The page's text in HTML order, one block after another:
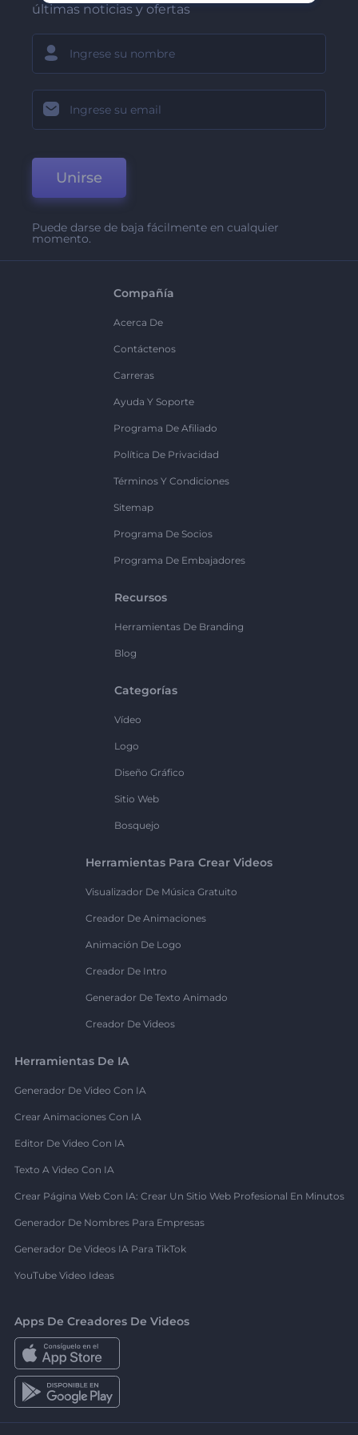
últimas noticias y ofertas
Unirse
Puede darse de baja fácilmente en cualquier
momento.
Compañía
Acerca De
Contáctenos
Carreras
Ayuda Y Soporte
Programa De Afiliado
Política De Privacidad
Términos Y Condiciones
Sitemap
Programa De Socios
Programa De Embajadores
Recursos
Herramientas De Branding
Blog
Categorías
Vídeo
Logo
Diseño Gráfico
Sitio Web
Bosquejo
Herramientas Para Crear Videos
Visualizador De Música Gratuito
Creador De Animaciones
Animación De Logo
Creador De Intro
Generador De Texto Animado
Creador De Videos
Herramientas De IA
Generador De Video Con IA
Crear Animaciones Con IA
Editor De Video Con IA
Texto A Video Con IA
Crear Página Web Con IA: Crear Un Sitio Web Profesional En Minutos
Generador De Nombres Para Empresas
Generador De Videos IA Para TikTok
YouTube Video Ideas
Apps De Creadores De Videos